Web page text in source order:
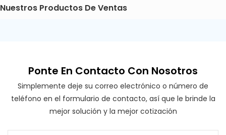
Nuestros Productos De Ventas
Ponte En Contacto Con Nosotros
Simplemente deje su correo electrónico o número de
teléfono en el formulario de contacto, así que le brinde la
mejor solución y la mejor cotización